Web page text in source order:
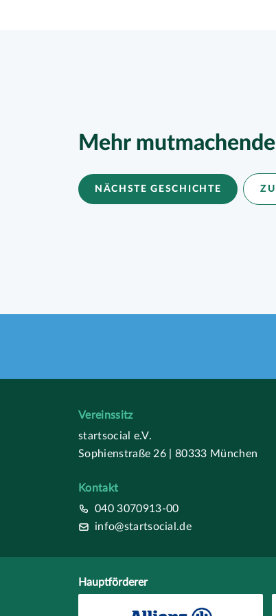
Mehr
NÄCHSTE GESCHICHTE
Vereinssitz
startsocial e.V.
Sophienstraße 26 | 80333 München
Kontakt
040 3070913-00
info@startsocial.de
Hauptförderer